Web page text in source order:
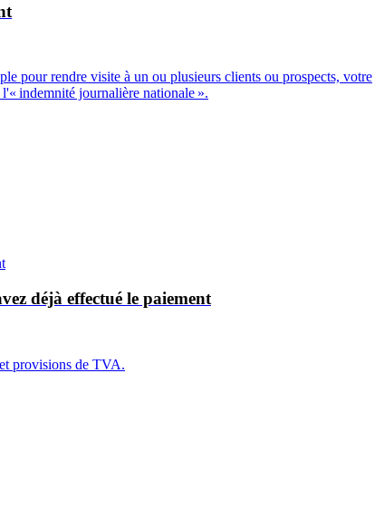
pour rendre visite à un ou plusieurs clients ou prospects, votre
indemnité journalière nationale ».
déjà effectué le paiement
provisions de TVA.